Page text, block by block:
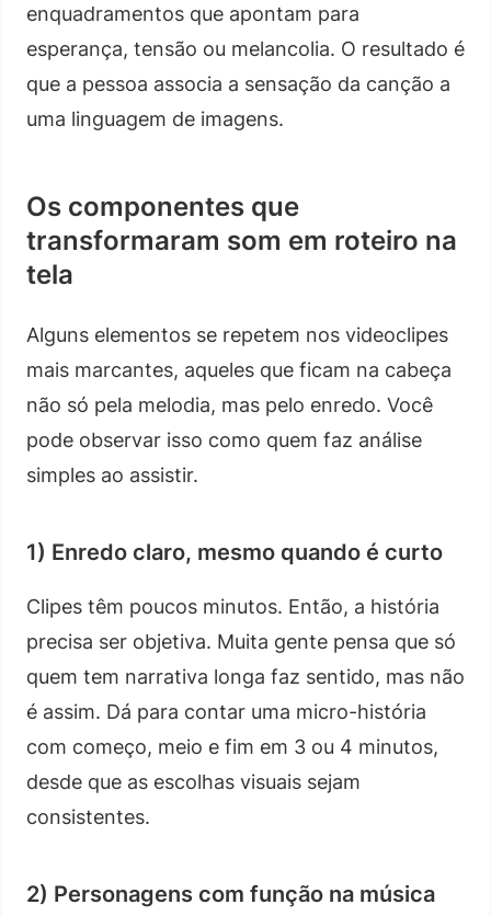
enquadramentos que apontam para
esperança, tensão ou melancolia. O resultado é
que a pessoa associa a sensação da canção a
uma linguagem de imagens.
Os componentes que
transformaram som em roteiro na
tela
Alguns elementos se repetem nos videoclipes
mais marcantes, aqueles que ficam na cabeça
não só pela melodia, mas pelo enredo. Você
pode observar isso como quem faz análise
simples ao assistir.
1) Enredo claro, mesmo quando é curto
Clipes têm poucos minutos. Então, a história
precisa ser objetiva. Muita gente pensa que só
quem tem narrativa longa faz sentido, mas não
é assim. Dá para contar uma micro-história
com começo, meio e fim em 3 ou 4 minutos,
desde que as escolhas visuais sejam
consistentes.
2) Personagens com função na música